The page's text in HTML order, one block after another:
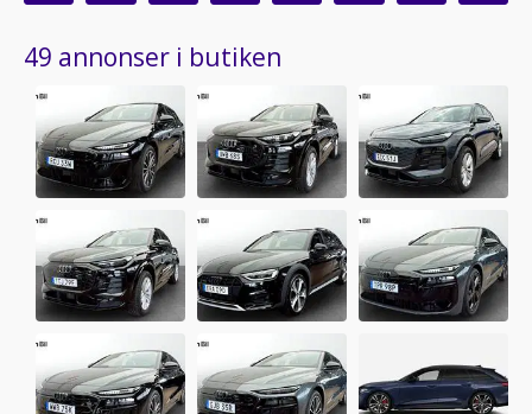
49 annonser i butiken